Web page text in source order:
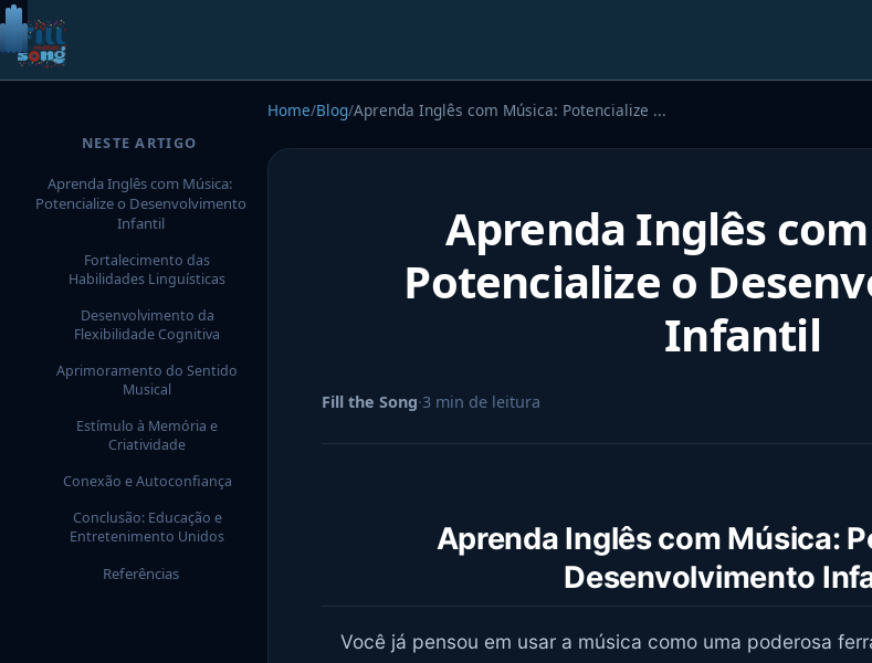
Carregando…
Home/Blog/Aprenda Inglês com Música: Potencialize ...
Aprenda Inglês
Potencialize o
Infantil
Fill the Song·3 min de leitura
NESTE ARTIGO
Aprenda Inglês com Música:
Potencialize o Desenvolvimento
Infantil
Fortalecimento das
Habilidades Linguísticas
Desenvolvimento da
Flexibilidade Cognitiva
Aprimoramento do Sentido
Musical
Estímulo à Memória e
Criatividade
Conexão e Autoconfiança
Conclusão: Educação e
Entretenimento Unidos
Referências
Aprenda Inglês com Música:
Desenvolvimento
Você já pensou em usar a música como uma poderosa